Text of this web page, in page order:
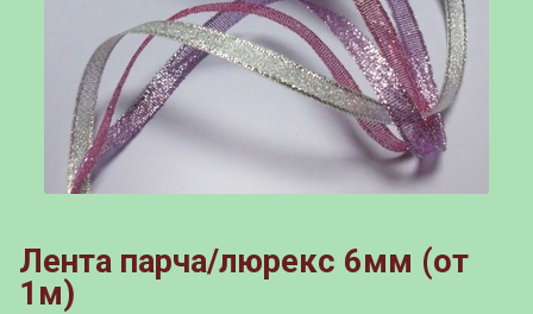
Лента парча/люрекс 6мм (от
1м)